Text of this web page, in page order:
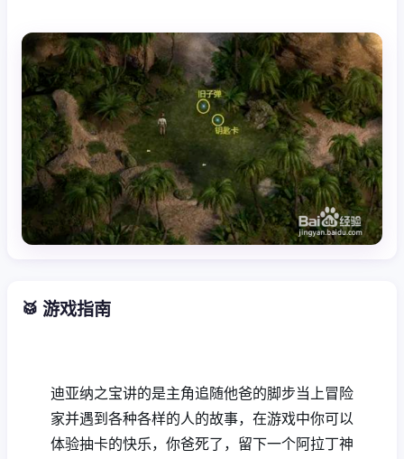
🥁 游戏指南
迪亚纳之宝讲的是主角追随他爸的脚步当上冒险
家并遇到各种各样的人的故事，在游戏中你可以
体验抽卡的快乐，你爸死了，留下一个阿拉丁神